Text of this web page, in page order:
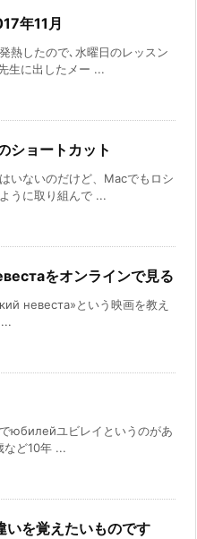
年11月
熱したので､水曜日のレッスン
生に出したメー ...
ョートカット
いないのだけど、Macでもロシ
うに取り組んで ...
をオンラインで見る
невеста»という映画を教え
юбилейユビレイというのがあ
など10年 ...
を覚えたいものです